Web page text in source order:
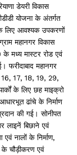
डेयरी विकास
योजना के अंतर्गत
के लिए आवश्यक उपकरणों
महानगर विकास
मध्य मास्टर रोड एवं
फरीदाबाद महानगर
17, 18, 19, 29,
के लिए छह माइक्रो
ढांचे के निर्माण
की गई। सोनीपत
लाइनें बिछाने एवं
एवं नालों के निर्माण,
के चौड़ीकरण एवं